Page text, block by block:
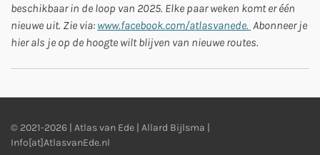
beschikbaar in de loop van 2025. Elke paar weken komt er één
nieuwe uit. Zie via: www.facebook.com/atlasvanede. Abonneer je
hier als je op de hoogte wilt blijven van nieuwe routes.
© 2021-2026 | Atlas van Ede | Allard Bijlsma |
Info[at]AtlasvanEde.nl